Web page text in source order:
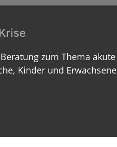
zum Thema akute
Kinder und Erwachsene